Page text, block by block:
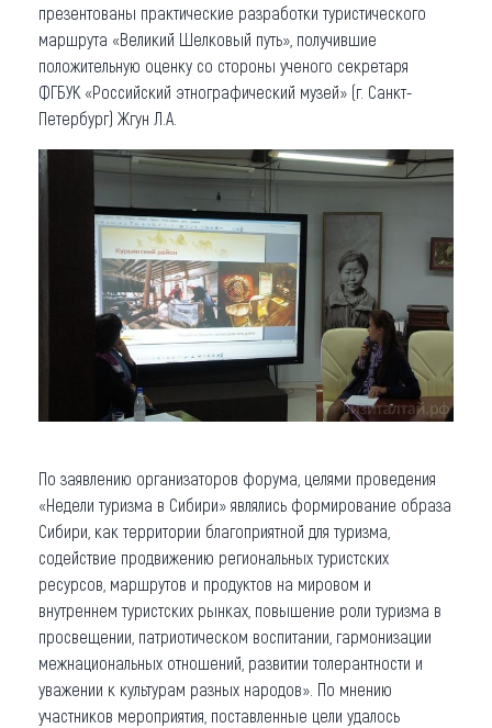
презентованы практические разработки туристического
маршрута «Великий Шелковый путь», получившие
положительную оценку со стороны ученого секретаря
ФГБУК «Российский этнографический музей» (г. Санкт-
Петербург) Жгун Л.А.
По заявлению организаторов форума, целями проведения
«Недели туризма в Сибири» являлись формирование образа
Сибири, как территории благоприятной для туризма,
содействие продвижению региональных туристских
ресурсов, маршрутов и продуктов на мировом и
внутреннем туристских рынках, повышение роли туризма в
просвещении, патриотическом воспитании, гармонизации
межнациональных отношений, развитии толерантности и
уважении к культурам разных народов». По мнению
участников мероприятия, поставленные цели удалось